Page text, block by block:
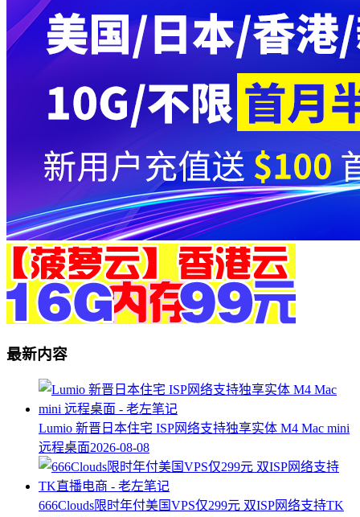
最新内容
Lumio 新晋日本住宅 ISP网络支持独享实体 M4 Mac mini
远程桌面2026-08-08
666Clouds限时年付美国VPS仅299元 双ISP网络支持TK